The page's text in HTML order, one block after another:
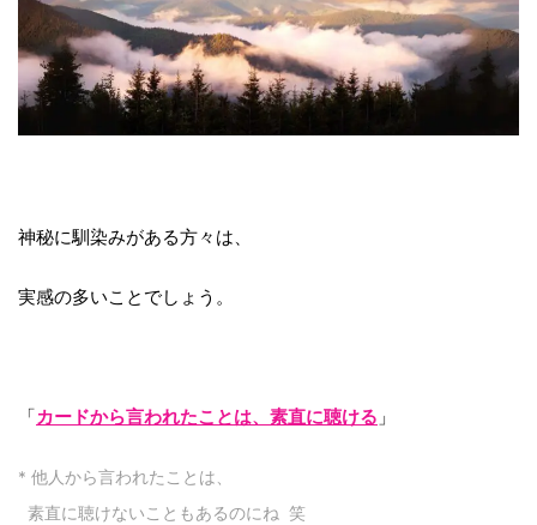
神秘に馴染みがある方々は、
実感の多いことでしょう。
「カードから言われたことは、素直に聴ける 」
* 他人から言われたことは、
素直に聴けないこともあるのにね 笑